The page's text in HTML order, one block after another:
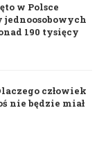
w Polsce
jednoosobowych
190 tysięcy
człowiek
nie będzie miał